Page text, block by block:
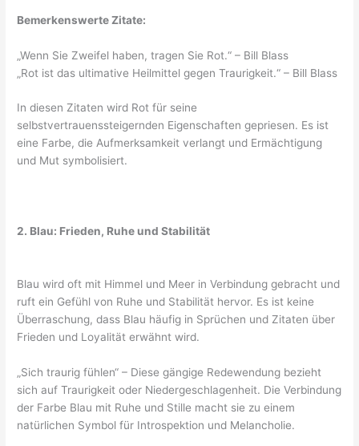
Bemerkenswerte Zitate:
„Wenn Sie Zweifel haben, tragen Sie Rot.“ – Bill Blass
„Rot ist das ultimative Heilmittel gegen Traurigkeit.“ – Bill Blass
In diesen Zitaten wird Rot für seine
selbstvertrauenssteigernden Eigenschaften gepriesen. Es ist
eine Farbe, die Aufmerksamkeit verlangt und Ermächtigung
und Mut symbolisiert.
2. Blau: Frieden, Ruhe und Stabilität
Blau wird oft mit Himmel und Meer in Verbindung gebracht und
ruft ein Gefühl von Ruhe und Stabilität hervor. Es ist keine
Überraschung, dass Blau häufig in Sprüchen und Zitaten über
Frieden und Loyalität erwähnt wird.
„Sich traurig fühlen“ – Diese gängige Redewendung bezieht
sich auf Traurigkeit oder Niedergeschlagenheit. Die Verbindung
der Farbe Blau mit Ruhe und Stille macht sie zu einem
natürlichen Symbol für Introspektion und Melancholie.